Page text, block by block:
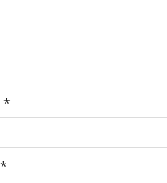
*
*